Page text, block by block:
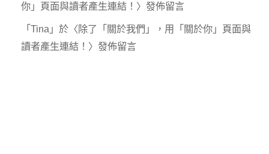
你」頁面與讀者產生連結！ 〉發佈留言
「 Tina 」於〈除了「關於我們」，用「關於你」頁面與
讀者產生連結！ 〉發佈留言